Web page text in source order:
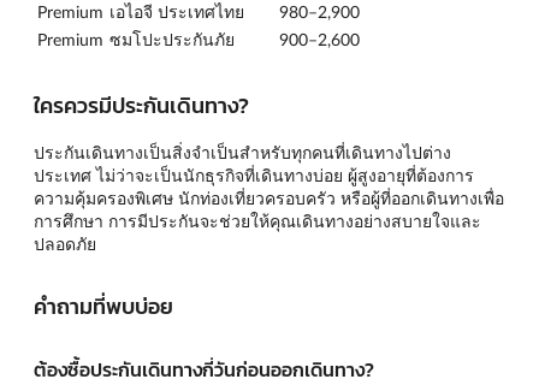
Premium เอไอจี ประเทศไทย
980–2,900
Premium ซมโปะประกันภัย 900–2,600
ใครควรมีประกันเดินทาง?
ประกันเดินทางเป็นสิ่งจำเป็นสำหรับทุกคนที่เดินทางไปต่าง
ประเทศ ไม่ว่าจะเป็นนักธุรกิจที่เดินทางบ่อย ผู้สูงอายุที่ต้องการ
ความคุ้มครองพิเศษ นักท่องเที่ยวครอบครัว หรือผู้ที่ออกเดินทางเพื่อ
การศึกษา การมีประกันจะช่วยให้คุณเดินทางอย่างสบายใจและ
ปลอดภัย
คำถามที่พบบ่อย
ต้องซื้อประกันเดินทางกี่วันก่อนออกเดินทาง?